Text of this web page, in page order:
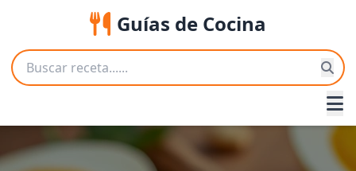
Guías de Cocina